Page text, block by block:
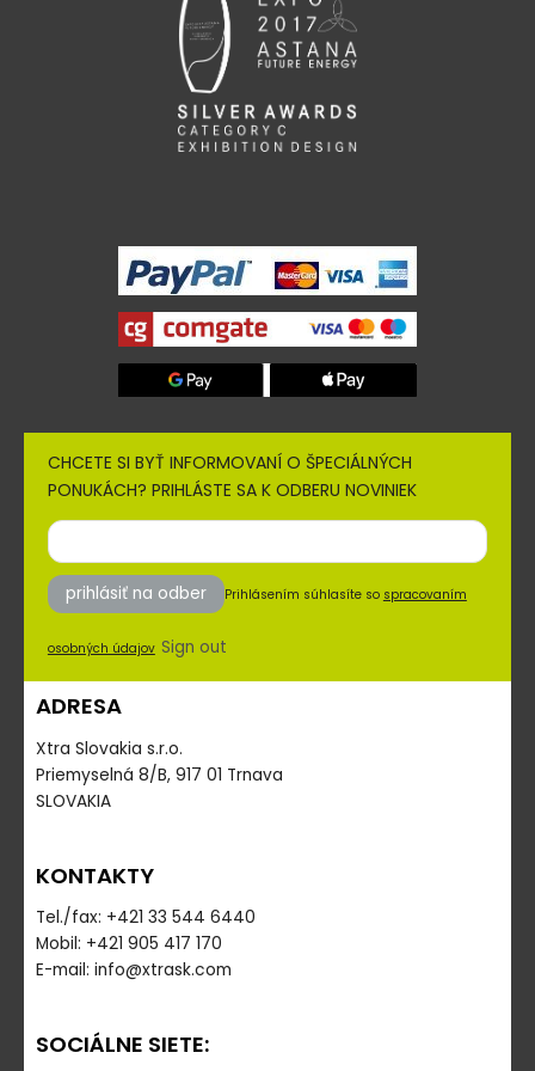
CHCETE SI BYŤ INFORMOVANÍ O ŠPECIÁLNÝCH
PONUKÁCH? PRIHLÁSTE SA K ODBERU NOVINIEK
prihlásiť na odber Prihlásením súhlasíte so spracovaním
osobných údajov Sign out
ADRESA
Xtra Slovakia s.r.o.
Priemyselná 8/B, 917 01 Trnava
SLOVAKIA
KONTAKTY
Tel./fax: +421 33 544 6440
Mobil: +421 905 417 170
E-mail: info@xtrask.com
SOCIÁLNE SIETE: